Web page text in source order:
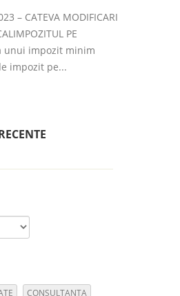
– CATEVA MODIFICARI
PE
unui impozit minim
impozit pe...
CONSULTANTA